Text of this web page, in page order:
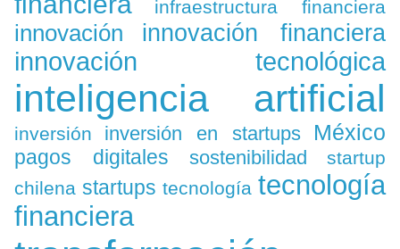
infraestructura financiera
innovación innovación financiera
innovación tecnológica
inteligencia artificial
inversión inversión en startups México
pagos digitales sostenibilidad
startup
chilena startups tecnología tecnología
financiera